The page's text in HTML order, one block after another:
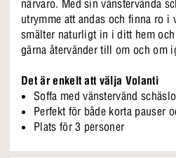
närvaro. Med sin vänstervända
utrymme att andas och finna ro i
smälter naturligt in i ditt hem
gärna återvänder till om och om
Det är enkelt att välja Volanti
Soffa med vänstervänd
Perfekt för både korta pauser
Plats för 3 personer